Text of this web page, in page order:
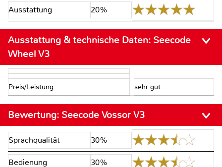
Ausstattung 20%
Ausstattung & technische Daten: Seecode
Wheel V3
Preis/Leistung: sehr gut
Bewertung: Seecode Vossor V3
Sprachqualität 30%
Bedienung 30%